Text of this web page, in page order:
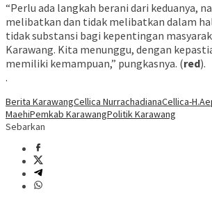
“Perlu ada langkah berani dari keduanya,
melibatkan dan tidak melibatkan dalam
tidak substansi bagi kepentingan
Karawang. Kita menunggu, dengan
memiliki kemampuan,” pungkasnya. (red).
.
Berita KarawangCellica NurrachadianaCellica-
MaehiPemkab KarawangPolitik Karawang
Sebarkan